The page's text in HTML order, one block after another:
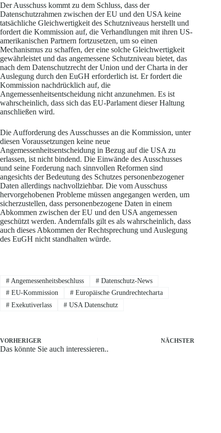
Der Ausschuss kommt zu dem Schluss, dass der
Datenschutzrahmen zwischen der EU und den USA keine
tatsächliche Gleichwertigkeit des Schutzniveaus herstellt und
fordert die Kommission auf, die Verhandlungen mit ihren US-
amerikanischen Partnern fortzusetzen, um so einen
Mechanismus zu schaffen, der eine solche Gleichwertigkeit
gewährleistet und das angemessene Schutzniveau bietet, das
nach dem Datenschutzrecht der Union und der Charta in der
Auslegung durch den EuGH erforderlich ist. Er fordert die
Kommission nachdrücklich auf, die
Angemessenheitsentscheidung nicht anzunehmen. Es ist
wahrscheinlich, dass sich das EU-Parlament dieser Haltung
anschließen wird.
Die Aufforderung des Ausschusses an die Kommission, unter
diesen Voraussetzungen keine neue
Angemessenheitsentscheidung in Bezug auf die USA zu
erlassen, ist nicht bindend. Die Einwände des Ausschusses
und seine Forderung nach sinnvollen Reformen sind
angesichts der Bedeutung des Schutzes personenbezogener
Daten allerdings nachvollziehbar. Die vom Ausschuss
hervorgehobenen Probleme müssen angegangen werden, um
sicherzustellen, dass personenbezogene Daten in einem
Abkommen zwischen der EU und den USA angemessen
geschützt werden. Andernfalls gilt es als wahrscheinlich, dass
auch dieses Abkommen der Rechtsprechung und Auslegung
des EuGH nicht standhalten würde.
#Angemessenheitsbeschluss #Datenschutz-News
#EU-Kommission #Europäische Grundrechtecharta
#Exekutiverlass #USA Datenschutz
VORHERIGER NÄCHSTER
Das könnte Sie auch interessieren..